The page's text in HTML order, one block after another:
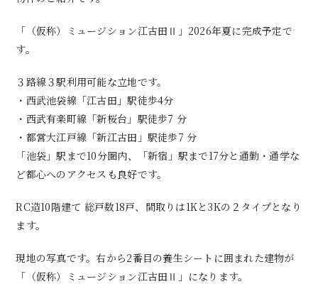
「（仮称）ミュージション江古田Ⅱ」2026年夏に完成予定で
す。
３路線３駅利用可能な立地です。
・西武池袋線「江古田」駅徒歩4分
・西武有楽町線「新桜台」駅徒歩7 分
・都営大江戸線「新江古田」駅徒歩7 分
「池袋」駅まで10分圏内、「新宿」駅まで17分と通勤・通学な
ど都心へのアクセスも良好です。
RC造10階建て 総戸数18戸、間取りは1Kと3Kの２タイプとなり
ます。
現地の写真です。右から2番目の養生シートに囲まれた建物が
「（仮称）ミュージション江古田 Ⅱ」 になります。